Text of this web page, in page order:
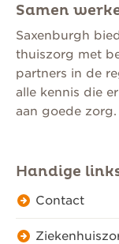
Samen
Saxenburgh
thuiszorg met
partners in de
alle kennis die
aan goede zorg.
Handige
Contact